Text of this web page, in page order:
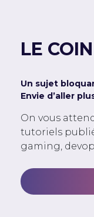
LE
Un sujet
Envie d’aller
On vous
tutoriels
gaming,